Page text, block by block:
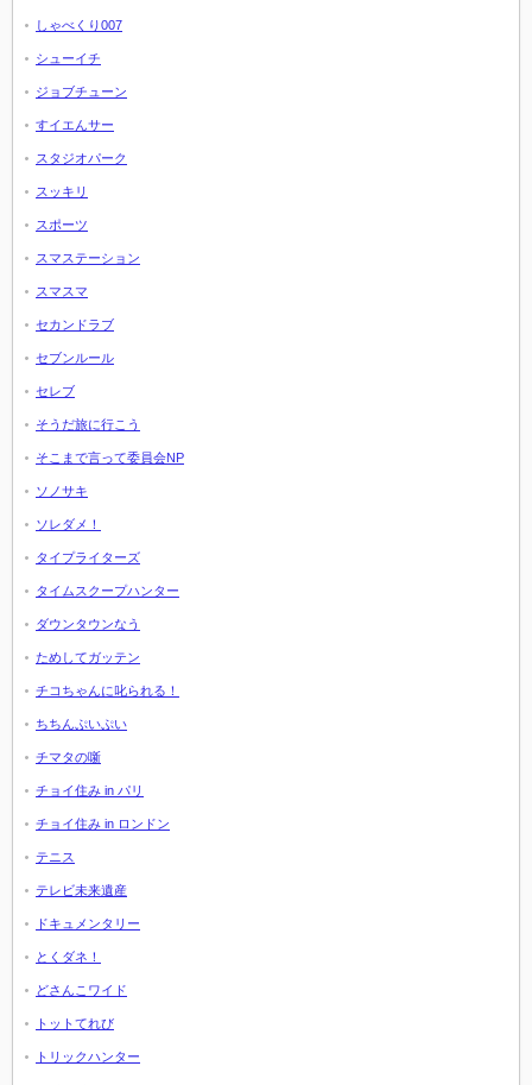
しゃべくり007
シューイチ
ジョブチューン
すイエんサー
スタジオパーク
スッキリ
スポーツ
スマステーション
スマスマ
セカンドラブ
セブンルール
セレブ
そうだ旅に行こう
そこまで言って委員会NP
ソノサキ
ソレダメ！
タイプライターズ
タイムスクープハンター
ダウンタウンなう
ためしてガッテン
チコちゃんに叱られる！
ちちんぷいぷい
チマタの噺
チョイ住み in パリ
チョイ住み in ロンドン
テニス
テレビ未来遺産
ドキュメンタリー
とくダネ！
どさんこワイド
トットてれび
トリックハンター